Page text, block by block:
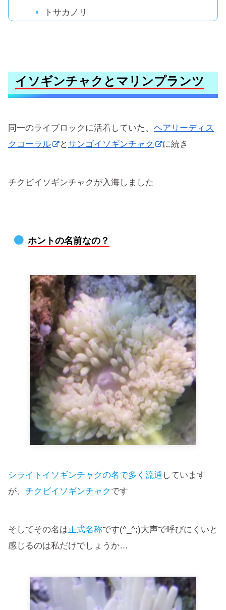
トサカノリ
イソギンチャクとマリンプランツ
同一のライブロックに活着していた、 ヘアリーディス
クコーラル
とサンゴイソギンチャク に続き
チクビイソギンチャクが入海しました
ホントの名前なの？
シライトイソギンチャクの名で多く流通 しています
が、 チクビイソギンチャク です
そしてその名は 正式名称です(^_^;)大声で呼びにくいと
感じるのは私だけでしょうか…